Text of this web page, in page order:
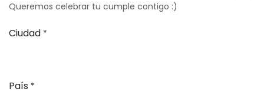
Queremos celebrar tu cumple contigo :)
Ciudad *
País *